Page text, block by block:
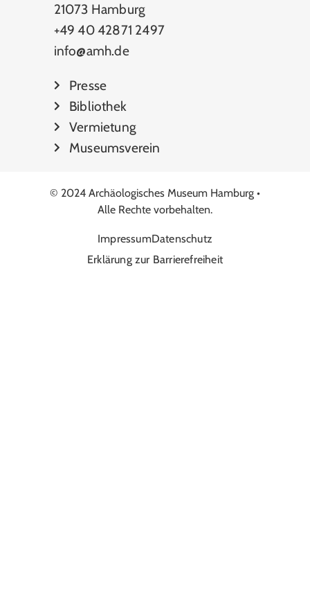
21073 Hamburg
+49 40 42871 2497
info@amh.de
Presse
Bibliothek
Vermietung
Museumsverein
© 2024 Archäologisches Museum Hamburg •
Alle Rechte vorbehalten.
ImpressumDatenschutz
Erklärung zur Barrierefreiheit